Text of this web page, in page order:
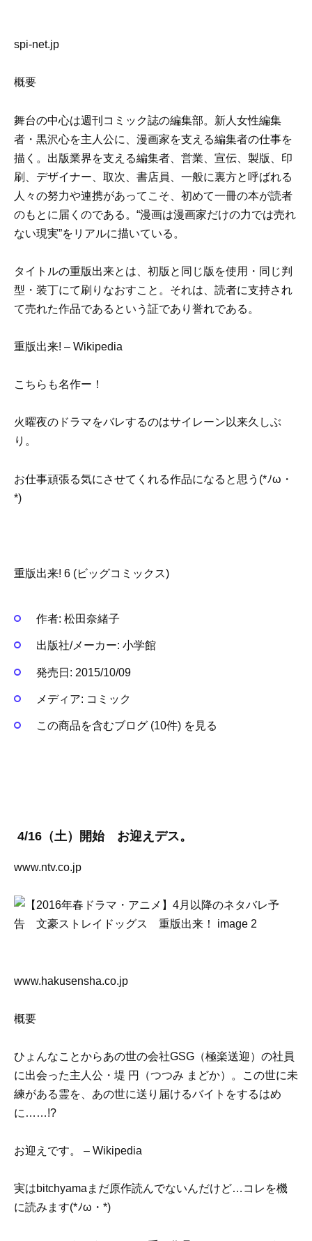
spi-net.jp
概要
舞台の中心は週刊コミック誌の編集部。新人女性編集
者・黒沢心を主人公に、漫画家を支える編集者の仕事を
描く。出版業界を支える編集者、営業、宣伝、製版、印
刷、デザイナー、取次、書店員、一般に裏方と呼ばれる
人々の努力や連携があってこそ、初めて一冊の本が読者
のもとに届くのである。“漫画は漫画家だけの力では売れ
ない現実”をリアルに描いている。
タイトルの重版出来とは、初版と同じ版を使用・同じ判
型・装丁にて刷りなおすこと。それは、読者に支持され
て売れた作品であるという証であり誉れである。
重版出来! – Wikipedia
こちらも名作ー！
火曜夜のドラマをバレするのはサイレーン以来久しぶ
り。
お仕事頑張る気にさせてくれる作品になると思う(*ﾉω・
*)
重版出来! 6 (ビッグコミックス)
作者: 松田奈緒子
出版社/メーカー: 小学館
発売日: 2015/10/09
メディア: コミック
この商品を含むブログ (10件) を見る
4/16（土）開始 お迎えデス。
www.ntv.co.jp
www.hakusensha.co.jp
概要
ひょんなことからあの世の会社GSG（極楽送迎）の社員
に出会った主人公・堤 円（つつみ まどか）。この世に未
練がある霊を、あの世に送り届けるバイトをするはめ
に……!?
お迎えです。 – Wikipedia
実はbitchyamaまだ原作読んでないんだけど…コレを機
に読みます(*ﾉω・*)